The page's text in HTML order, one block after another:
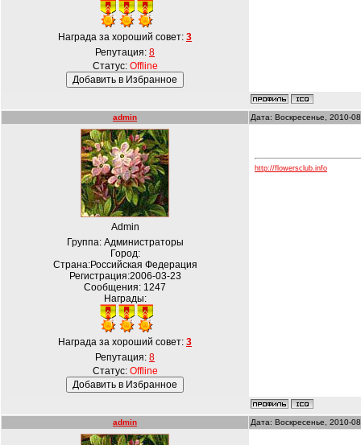
Награда за хороший совет: 3
Репутация: 8
Статус: Offline
admin Дата: Воскресенье, 2010-
Admin
Группа: Администраторы
Город:
Страна:Российская Федерация
Регистрация:2006-03-23
Сообщения: 1247
Награды:
Награда за хороший совет: 3
Репутация: 8
Статус: Offline
http://flowersclub.info
admin Дата: Воскресенье, 2010-